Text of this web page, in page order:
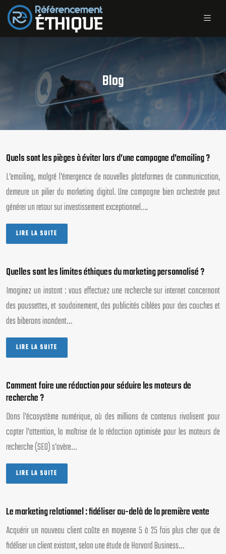
Blog
Quels sont les pièges à éviter lors d’une campagne d’emailing ?
L’emailing, malgré l’émergence de nouvelles plateformes de communication,
demeure un pilier du marketing digital. Une campagne bien orchestrée peut
générer un retour sur investissement exceptionnel….
LIRE LA SUITE
Quelles sont les limites éthiques du marketing personnalisé ?
Imaginez un instant : vous effectuez une recherche sur internet concernant
des poussettes, et soudainement, des publicités ciblées pour des couches et
des biberons inondent…
LIRE LA SUITE
Comment faire une rédaction pour séduire les moteurs de
recherche ?
Dans l’écosystème numérique, où des millions de contenus rivalisent pour
capter l’attention, la maîtrise de la rédaction optimisée pour les moteurs de
recherche (SEO) s’avère…
LIRE LA SUITE
Le marketing relationnel : fidéliser au-delà de la première vente
Acquérir un nouveau client coûte en moyenne 5 à 25 fois plus cher que de
fidéliser un client existant, selon une étude de Harvard Business…